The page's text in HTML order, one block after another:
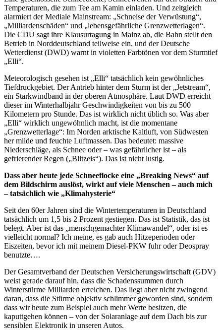
Temperaturen, die zum Tee am Kamin einladen. Und zeitgleich
alarmiert der Mediale Mainstream: „Schneise der Verwüstung“,
„Milliardenschäden“ und „lebensgefährliche Grenzwetterlagen“.
Die CDU sagt ihre Klausurtagung in Mainz ab, die Bahn stellt den
Betrieb in Norddeutschland teilweise ein, und der Deutsche
Wetterdienst (DWD) warnt in violetten Farbtönen vor dem Sturmtief
„Elli“.
Meteorologisch gesehen ist „Elli“ tatsächlich kein gewöhnliches
Tiefdruckgebiet. Der Antrieb hinter dem Sturm ist der „Jetstream“,
ein Starkwindband in der oberen Atmosphäre. Laut DWD erreicht
dieser im Winterhalbjahr Geschwindigkeiten von bis zu 500
Kilometern pro Stunde. Das ist wirklich nicht üblich so. Was aber
„Elli“ wirklich ungewöhnlich macht, ist die momentane
„Grenzwetterlage“: Im Norden arktische Kaltluft, von Südwesten
her milde und feuchte Luftmassen. Das bedeutet: massive
Niederschläge, als Schnee oder – was gefährlicher ist – als
gefrierender Regen („Blitzeis“). Das ist nicht lustig.
Dass aber heute jede Schneeflocke eine „Breaking News“ auf
dem Bildschirm auslöst, wirkt auf viele Menschen – auch mich
– tatsächlich wie „Klimahysterie“
Seit den 60er Jahren sind die Wintertemperaturen in Deutschland
tatsächlich um 1,5 bis 2 Prozent gestiegen. Das ist Statistik, das ist
belegt. Aber ist das „menschgemachter Klimawandel“, oder ist es
vielleicht normal? Ich meine, es gab auch Hitzeperioden oder
Eiszeiten, bevor ich mit meinem Diesel-PKW fuhr oder Deospray
benutzte….
Der Gesamtverband der Deutschen Versicherungswirtschaft (GDV)
weist gerade darauf hin, dass die Schadenssummen durch
Winterstürme Milliarden erreichen. Das liegt aber nicht zwingend
daran, dass die Stürme objektiv schlimmer geworden sind, sondern
dass wir heute zum Beispiel auch mehr Werte besitzen, die
kaputtgehen können – von der Solaranlage auf dem Dach bis zur
sensiblen Elektronik in unseren Autos.